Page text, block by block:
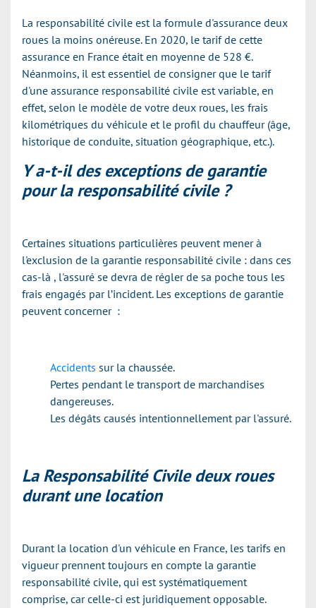
La responsabilité civile est la formule d'assurance deux
roues la moins onéreuse. En 2020, le tarif de cette
assurance en France était en moyenne de 528 €.
Néanmoins, il est essentiel de consigner que le tarif
d'une assurance responsabilité civile est variable, en
effet, selon le modèle de votre deux roues, les frais
kilométriques du véhicule et le profil du chauffeur (âge,
historique de conduite, situation géographique, etc.).
Y a-t-il des exceptions de garantie
pour la responsabilité civile ?
Certaines situations particulières peuvent mener à
l'exclusion de la garantie responsabilité civile : dans ces
cas-là , l'assuré se devra de régler de sa poche tous les
frais engagés par l’incident. Les exceptions de garantie
peuvent concerner :
Accidents sur la chaussée.
Pertes pendant le transport de marchandises
dangereuses.
Les dégâts causés intentionnellement par l'assuré.
La Responsabilité Civile deux roues
durant une location
Durant la location d'un véhicule en France, les tarifs en
vigueur prennent toujours en compte la garantie
responsabilité civile, qui est systématiquement
comprise, car celle-ci est juridiquement opposable.